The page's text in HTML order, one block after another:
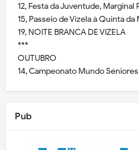
12, Festa da Juventude, Marginal
15, Passeio de Vizela à Quinta da
19, NOITE BRANCA DE VIZELA
***
OUTUBRO
14, Campeonato Mundo
Pub